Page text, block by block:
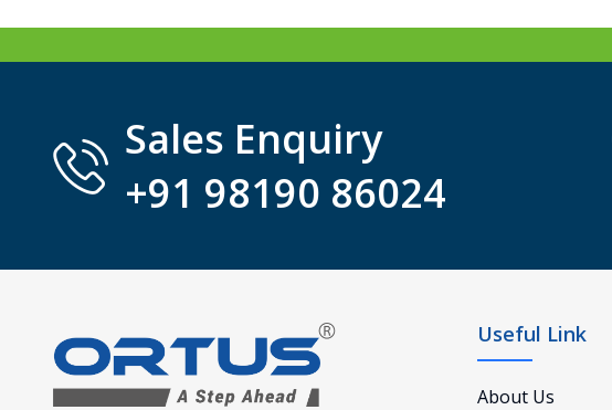
Sales Enquiry
+91 98190 86024
Useful Link
About Us